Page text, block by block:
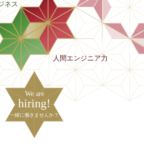
ネス
人間エンジニア力
We are
hiring!
一緒に働きませんか？